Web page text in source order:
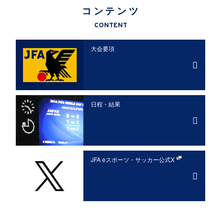
コンテンツ
CONTENT
大会要項
日程・結果
JFA eスポーツ・サッカー公式X